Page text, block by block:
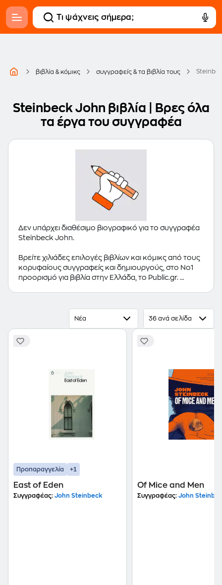
βιβλία & κόμικς συγγραφείς & τα βιβλία τους
Steinbeck John βιβλία | Βρες όλα
τα έργα του συγγραφέα
Δεν υπάρχει διαθέσιμο βιογραφικό για το συγγραφέα
Steinbeck John.
Βρείτε χιλιάδες επιλογές βιβλίων και κόμικς από τους
κορυφαίους συγγραφείς και δημιουργούς, στο Νο1
προορισμό για βιβλία στην Ελλάδα, το Public.gr.
Ξενόγλωσσα Βιβλία,Κόμικς
Νέα 36 ανά σελίδα
Προπαραγγελία +1
East of Eden
Συγγραφέας: John Steinbeck
Of Mice and Men
Συγγραφέας: John